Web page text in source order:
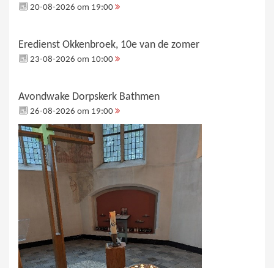
20-08-2026 om 19:00
Eredienst Okkenbroek, 10e van de zomer
23-08-2026 om 10:00
Avondwake Dorpskerk Bathmen
26-08-2026 om 19:00